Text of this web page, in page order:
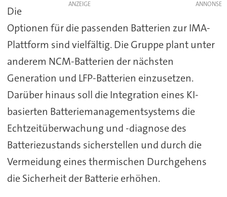
ANZEIGE
Die
Optionen für die passenden Batterien zur IMA-
Plattform sind vielfältig. Die Gruppe plant unter
anderem NCM-Batterien der nächsten
Generation und LFP-Batterien einzusetzen.
Darüber hinaus soll die Integration eines KI-
basierten Batteriemanagementsystems die
Echtzeitüberwachung und -diagnose des
Batteriezustands sicherstellen und durch die
Vermeidung eines thermischen Durchgehens
die Sicherheit der Batterie erhöhen.